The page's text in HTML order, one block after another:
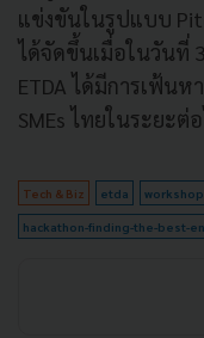
แข่งขันในรูปแบบ
ได้จัดขึ้นเมื่อในวันที่
ETDA ได้มีการเฟ้น
SMEs ไทยในระยะต่
Tech & Biz etda workshop
hackathon-finding-the-best-